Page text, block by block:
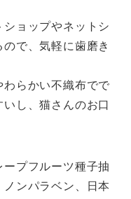
ョップやネットシ
で、気軽に歯磨き
わらかい不織布でで
し、猫さんのお口
プフルーツ種子抽
ンパラベン、日本